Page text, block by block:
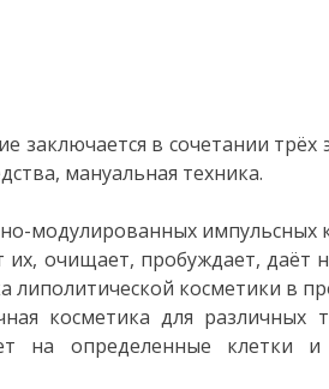
в сочетании трёх
мануальная техника.
модулированных импульсных
очищает, пробуждает, даёт
косметики в
косметика для различных
на определенные клетки